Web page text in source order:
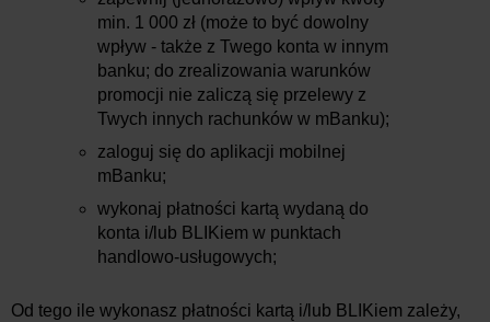
min. 1 000 zł (może to być dowolny
wpływ - także z Twego konta w innym
banku; do zrealizowania warunków
promocji nie zaliczą się przelewy z
Twych innych rachunków w mBanku);
zaloguj się do aplikacji mobilnej
mBanku;
wykonaj płatności kartą wydaną do
konta i/lub BLIKiem w punktach
handlowo-usługowych;
Od tego ile wykonasz płatności kartą i/lub BLIKiem zależy,